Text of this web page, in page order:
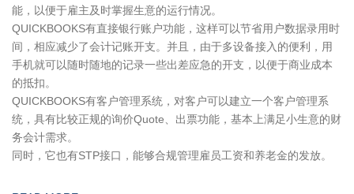
能，以便于雇主及时掌握生意的运行情况。
QUICKBOOKS有直接银行账户功能，这样可以节省用户数据录用时
间，相应减少了会计记账开支。并且，由于多设备接入的便利，用
手机就可以随时随地的记录一些出差应急的开支，以便于商业成本
的抵扣。
QUICKBOOKS有客户管理系统，对客户可以建立一个客户管理系
统，具有比较正规的询价Quote、出票功能，基本上满足小生意的财
务会计需求。
同时，它也有STP接口，能够合规管理雇员工资和养老金的发放。